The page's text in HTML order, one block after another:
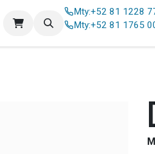
Contáctenos
Mty:+52 81 1228
Mty:+52 81 1765